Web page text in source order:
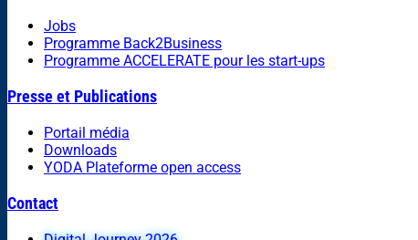
Jobs
Programme Back2Business
Programme ACCELERATE pour les start-ups
Presse et Publications
Portail média
Downloads
YODA Plateforme open access
Contact